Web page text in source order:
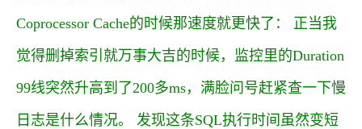
Coprocessor Cache的时候那速度就更快了： 正当我
觉得删掉索引就万事大吉的时候，监控里的Duration
99线突然升高到了200多ms，满脸问号赶紧查一下慢
日志是什么情况。 发现这条SQL执行时间虽然变短